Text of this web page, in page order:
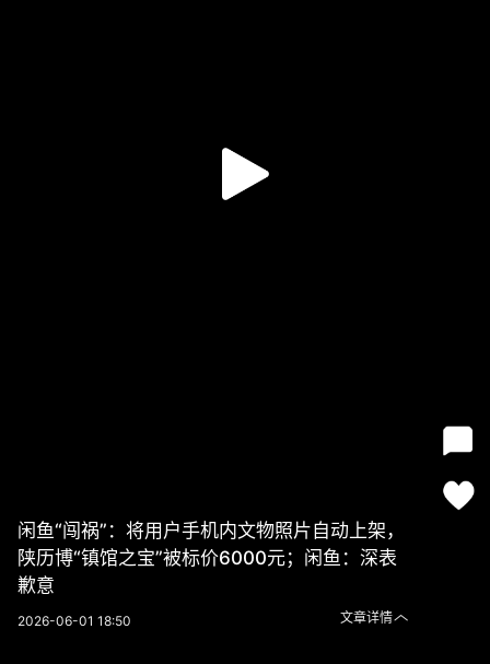
闲鱼“闯祸”：将用户手机内文物照片自动上架，
陕历博“镇馆之宝”被标价6000元；闲鱼：深表
歉意
2026-06-01 18:50 文章详情